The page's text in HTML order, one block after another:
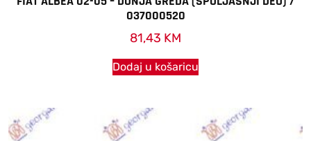
037000520
81,43 KM
Dodaj u košaricu